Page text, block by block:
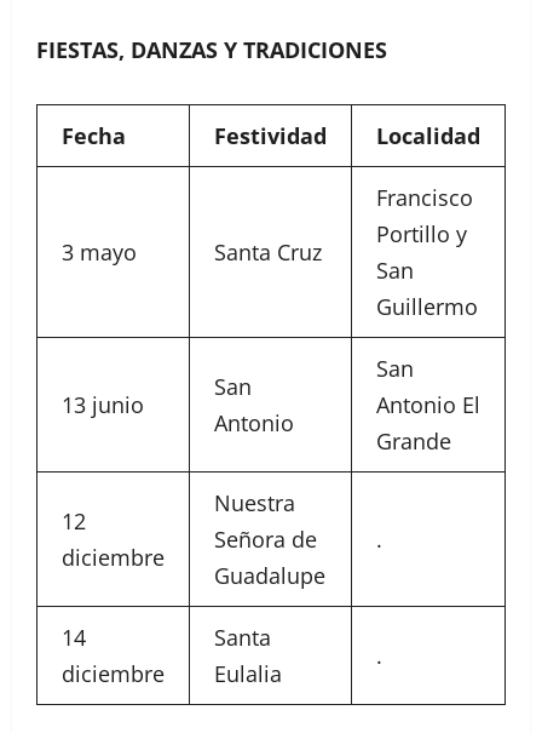
FIESTAS, DANZAS Y TRADICIONES
Fecha Festividad Localidad
3 mayo Santa Cruz
Francisco
Portillo y
San
Guillermo
13 junio
San
Antonio
San
Antonio El
Grande
12
diciembre
Nuestra
Señora de
Guadalupe
.
14
diciembre
Santa
Eulalia
.